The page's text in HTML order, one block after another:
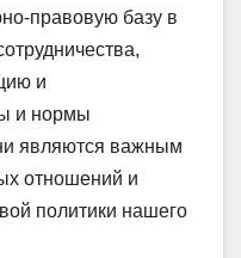
правовую базу в
и
и нормы
являются важным
отношений и
политики нашего